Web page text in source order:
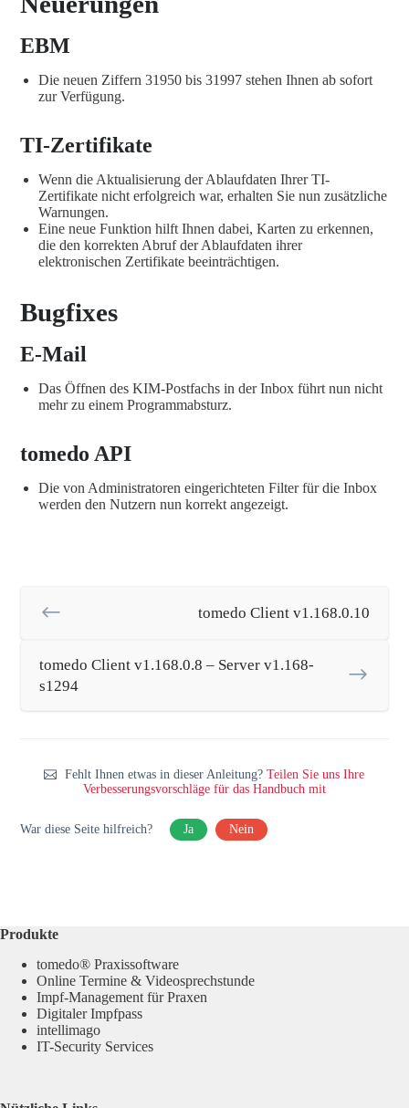
EBM
Die neuen Ziffern 31950 bis 31997 stehen Ihnen ab sofort
zur Verfügung.
TI-Zertifikate
Wenn die Aktualisierung der Ablaufdaten Ihrer TI-
Zertifikate nicht erfolgreich war, erhalten Sie nun zusätzliche
Warnungen.
Eine neue Funktion hilft Ihnen dabei, Karten zu erkennen,
die den korrekten Abruf der Ablaufdaten ihrer
elektronischen Zertifikate beeinträchtigen.
Bugfixes
E-Mail
Das Öffnen des KIM-Postfachs in der Inbox führt nun nicht
mehr zu einem Programmabsturz.
tomedo API
Die von Administratoren eingerichteten Filter für die Inbox
werden den Nutzern nun korrekt angezeigt.
tomedo Client v1.168.0.10
tomedo Client v1.168.0.8 – Server v1.168-
s1294
Fehlt Ihnen etwas in dieser Anleitung?Teilen Sie uns Ihre
Verbesserungsvorschläge für das Handbuch mit
War diese Seite hilfreich? Ja Nein
Produkte
tomedo® Praxissoftware
Online Termine & Videosprechstunde
Impf-Management für Praxen
Digitaler Impfpass
intellimago
IT-Security Services